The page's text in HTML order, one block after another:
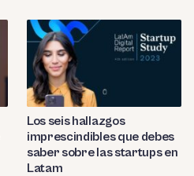
Los seis hallazgos
imprescindibles que debes
saber sobre las startups en
Latam